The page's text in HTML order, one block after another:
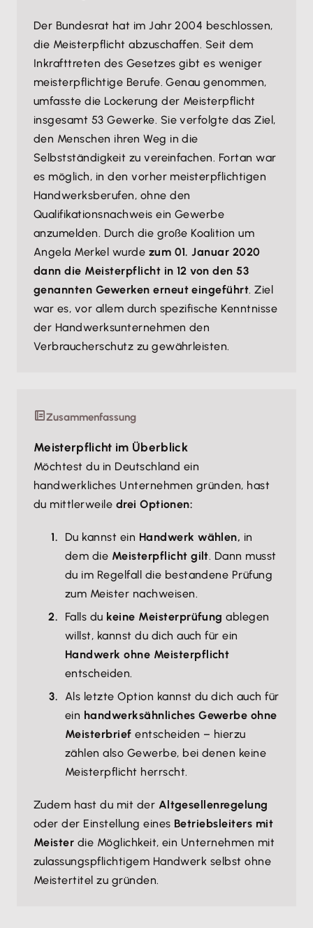
Der Bundesrat hat im Jahr 2004 beschlossen,
die Meisterpflicht abzuschaffen. Seit dem
Inkrafttreten des Gesetzes gibt es weniger
meisterpflichtige Berufe. Genau genommen,
umfasste die Lockerung der Meisterpflicht
insgesamt 53 Gewerke. Sie verfolgte das Ziel,
den Menschen ihren Weg in die
Selbstständigkeit zu vereinfachen. Fortan war
es möglich, in den vorher meisterpflichtigen
Handwerksberufen, ohne den
Qualifikationsnachweis ein Gewerbe
anzumelden. Durch die große Koalition um
Angela Merkel wurde zum 01. Januar 2020
dann die Meisterpflicht in 12 von den 53
genannten Gewerken erneut eingeführt. Ziel
war es, vor allem durch spezifische Kenntnisse
der Handwerksunternehmen den
Verbraucherschutz zu gewährleisten.
Zusammenfassung
Meisterpflicht im Überblick
Möchtest du in Deutschland ein
handwerkliches Unternehmen gründen, hast
du mittlerweile drei Optionen:
Du kannst ein Handwerk wählen, in
dem die Meisterpflicht gilt. Dann musst
du im Regelfall die bestandene Prüfung
zum Meister nachweisen.
Falls du keine Meisterprüfung ablegen
willst, kannst du dich auch für ein
Handwerk ohne Meisterpflicht
entscheiden.
Als letzte Option kannst du dich auch für
ein handwerksähnliches Gewerbe ohne
Meisterbrief entscheiden – hierzu
zählen also Gewerbe, bei denen keine
Meisterpflicht herrscht.
Zudem hast du mit der Altgesellenregelung
oder der Einstellung eines Betriebsleiters mit
Meister die Möglichkeit, ein Unternehmen mit
zulassungspflichtigem Handwerk selbst ohne
Meistertitel zu gründen.